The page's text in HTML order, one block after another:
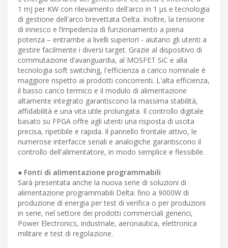
1 mJ per KW con rilevamento dell'arco in 1 µs e tecnologia
di gestione dell'arco brevettata Delta. Inoltre, la tensione
di innesco e l’impedenza di funzionamento a piena
potenza – entrambe a livelli superiori - aiutano gli utenti a
gestire facilmente i diversi target. Grazie al dispositivo di
commutazione d’avanguardia, al MOSFET SiC e alla
tecnologia soft switching, l'efficienza a carico nominale è
maggiore rispetto ai prodotti concorrenti. L'alta efficienza,
il basso carico termico e il modulo di alimentazione
altamente integrato garantiscono la massima stabilità,
affidabilità e una vita utile prolungata. Il controllo digitale
basato su FPGA offre agli utenti una risposta di uscita
precisa, ripetibile e rapida. Il pannello frontale attivo, le
numerose interfacce seriali e analogiche garantiscono il
controllo dell'alimentatore, in modo semplice e flessibile.
● Fonti di alimentazione programmabili
Sarà presentata anche la nuova serie di soluzioni di
alimentazione programmabili Delta: fino a 9000W di
produzione di energia per test di verifica o per produzioni
in serie, nel settore dei prodotti commerciali generici,
Power Electronics, industriale, aeronautica, elettronica
militare e test di regolazione.